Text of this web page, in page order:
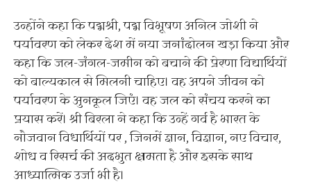
उन्होंने कहा कि पद्मश्री, पद्म विभूषण अनिल जोशी ने
पर्यावरण को लेकर देश में नया जनांदोलन खड़ा किया और
कहा कि जल-जंगल-जमीन को बचाने की प्रेरणा विद्यार्थियों
को बाल्यकाल से मिलनी चाहिए। वह अपने जीवन को
पर्यावरण के अुनकूल जिएं। वह जल को संचय करने का
प्रयास करें। श्री बिरला ने कहा कि उन्हें गर्व है भारत के
नौजवान विधार्थियों पर , जिनमें ज्ञान, विज्ञान, नए विचार,
शोध व रिसर्च की अदभुत क्षमता है और इसके साथ
आध्यात्मिक उर्जा भी है।